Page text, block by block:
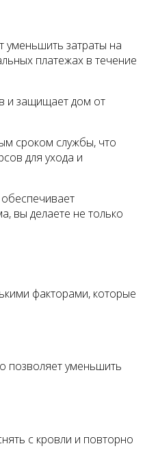
уменьшить затраты на
платежах в течение
и защищает дом от
сроком службы, что
для ухода и
вы делаете не только
факторами, которые
позволяет уменьшить
с кровли и повторно